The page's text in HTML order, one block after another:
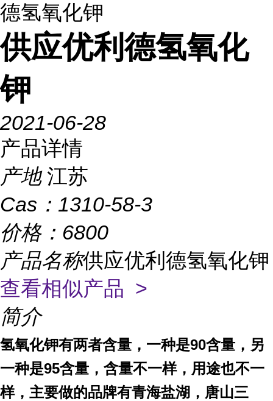
德氢氧化钾
供应优利德氢氧化
钾
2021-06-28
产品详情
产地 江苏
Cas： 1310-58-3
价格： 6800
产品名称供应优利德氢氧化钾
查看相似产品 >
简介
氢氧化钾有两者含量，一种是90含量，另
一种是95含量，含量不一样，用途也不一
样，主要做的品牌有青海盐湖，唐山三